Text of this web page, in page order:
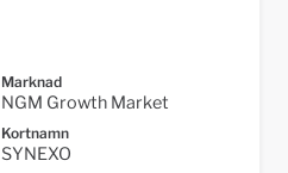
Marknad
NGM Growth Market
Kortnamn
SYNEXO